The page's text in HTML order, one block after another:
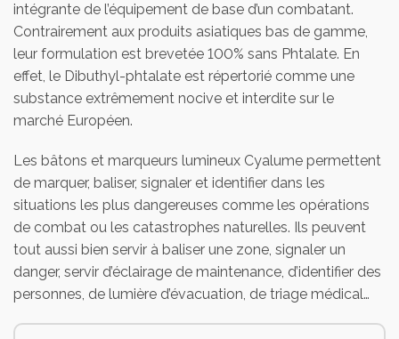
intégrante de l’équipement de base d’un combatant.
Contrairement aux produits asiatiques bas de gamme,
leur formulation est brevetée 100% sans Phtalate. En
effet, le Dibuthyl-phtalate est répertorié comme une
substance extrêmement nocive et interdite sur le
marché Européen.
Les bâtons et marqueurs lumineux Cyalume permettent
de marquer, baliser, signaler et identifier dans les
situations les plus dangereuses comme les opérations
de combat ou les catastrophes naturelles. Ils peuvent
tout aussi bien servir à baliser une zone, signaler un
danger, servir d’éclairage de maintenance, d’identifier des
personnes, de lumière d’évacuation, de triage médical…